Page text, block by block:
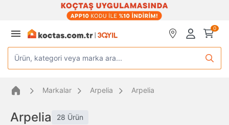
0
Ürün, kategori veya marka ara...
Markalar Arpelia Arpelia
Arpelia 28 Ürün